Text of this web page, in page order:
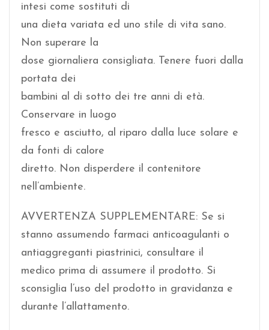
intesi come sostituti di
una dieta variata ed uno stile di vita sano.
Non superare la
dose giornaliera consigliata. Tenere fuori dalla
portata dei
bambini al di sotto dei tre anni di età.
Conservare in luogo
fresco e asciutto, al riparo dalla luce solare e
da fonti di calore
diretto. Non disperdere il contenitore
nell’ambiente.
AVVERTENZA SUPPLEMENTARE: Se si
stanno assumendo farmaci anticoagulanti o
antiaggreganti piastrinici, consultare il
medico prima di assumere il prodotto. Si
sconsiglia l’uso del prodotto in gravidanza e
durante l’allattamento.